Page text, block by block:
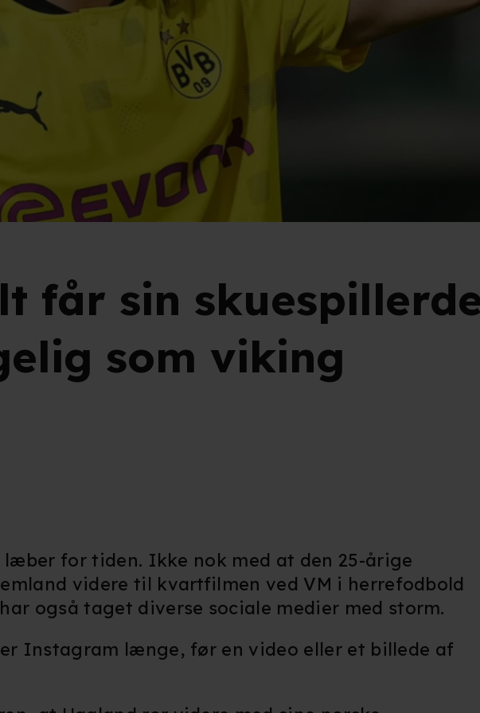
får sin
som viking
læber for tiden. Ikke nok med at den 25-årige
videre til kvartfilmen ved VM i herrefodbold
også taget diverse sociale medier med storm.
Instagram længe, før en video eller et billede af